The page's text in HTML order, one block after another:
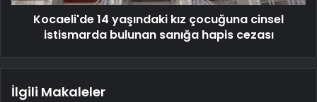
Kocaeli'de 14 yaşındaki kız çocuğuna cinsel
istismarda bulunan sanığa hapis cezası
İlgili Makaleler